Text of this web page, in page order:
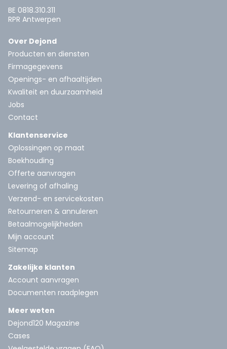
BE 0818.310.311
RPR Antwerpen
Over Dejond
Producten en diensten
Firmagegevens
Openings- en afhaaltijden
Kwaliteit en duurzaamheid
Jobs
Contact
Klantenservice
Oplossingen op maat
Boekhouding
Offerte aanvragen
Levering of afhaling
Verzend- en servicekosten
Retourneren & annuleren
Betaalmogelijkheden
Mijn account
Sitemap
Zakelijke klanten
Account aanvragen
Documenten raadplegen
Meer weten
Dejond120 Magazine
Cases